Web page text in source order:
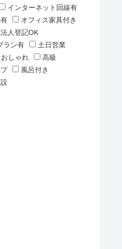
インターネット回線有
オフィス家具付き
法人登記OK
ラン有
土日営業
おしゃれ
高級
風呂付き